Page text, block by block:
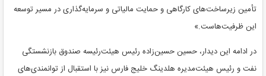
تأمین زیرساخت‌های کارگاهی و حمایت مالیاتی و سرمایه‌گذاری در مسیر توسعه
این ظرفیت‌هاست.»
در ادامه این دیدار، حسین حسین‌زاده رئیس هیئت‌رئیسه صندوق بازنشستگی
نفت و رئیس هیئت‌مدیره هلدینگ خلیج فارس نیز با استقبال از توانمندی‌های